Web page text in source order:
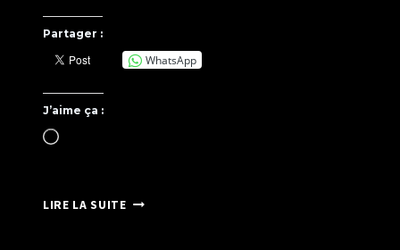
Partager :
WhatsApp
J’aime ça :
Chargement…
LIRE LA SUITEEXPOSITIONS